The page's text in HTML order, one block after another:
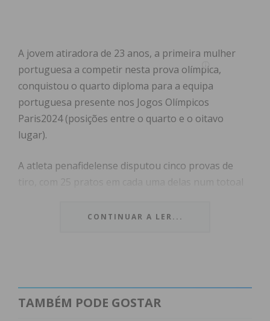
A jovem atiradora de 23 anos, a primeira mulher
portuguesa a competir nesta prova olímpica,
conquistou o quarto diploma para a equipa
portuguesa presente nos Jogos Olímpicos
Paris2024 (posições entre o quarto e o oitavo
lugar).
A atleta penafidelense disputou cinco provas de
tiro, com 25 pratos em cada uma delas num totoal
pessoal somando 121 pratos partidos em 125.
obrigada por todo o apoio”, escreveu a atleta na
sua página pessoal da rede social Facebook.
CONTINUAR A LER...
TAMBÉM PODE GOSTAR